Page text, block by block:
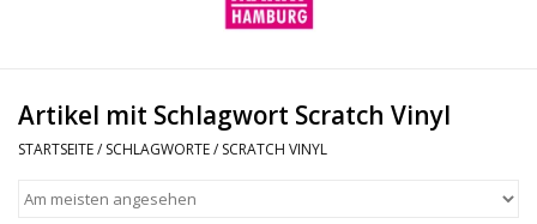
Percussion
Artikel mit Schlagwort Scratch Vinyl
STARTSEITE/ SCHLAGWORTE/ SCRATCH VINYL